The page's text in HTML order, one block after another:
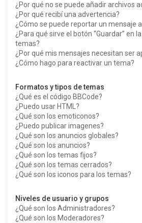
¿Por qué no se puede añadir archivos
¿Por qué recibí una advertencia?
¿Cómo se puede reportar un mensaje
¿Para qué sirve el botón “Guardar” en
temas?
¿Por qué mis mensajes necesitan ser
¿Cómo hago para reactivar un tema?
Formatos y tipos de temas
¿Qué es el código BBCode?
¿Puedo usar HTML?
¿Qué son los emoticonos?
¿Puedo publicar imagenes?
¿Qué son los anuncios globales?
¿Qué son los anuncios?
¿Qué son los temas fijos?
¿Qué son los temas cerrados?
¿Qué son los iconos para los temas?
Niveles de usuario y grupos
¿Qué son los Administradores?
¿Qué son los Moderadores?